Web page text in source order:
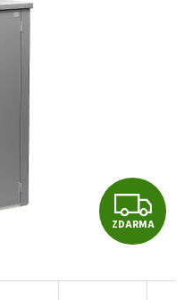
Z
D
A
ZDARMA